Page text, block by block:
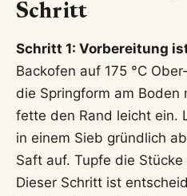
Schritt
Schritt 1: Vorbereitung
Backofen auf 175 °C
die Springform am Boden
fette den Rand leicht ein.
in einem Sieb gründlich
Saft auf. Tupfe die
Dieser Schritt ist